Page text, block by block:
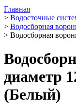
Главная
> Водосточные
> Водосборная
> Водосборная
диаметр
(Белый)